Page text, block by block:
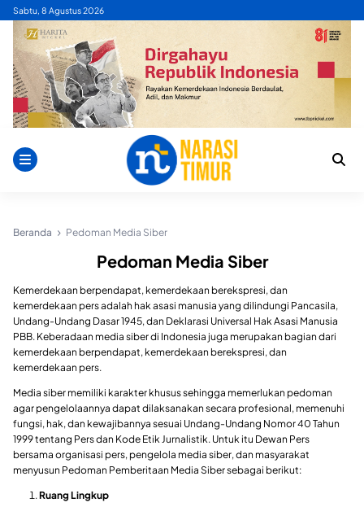
Skip
content
Sabtu, 8 Agustus 2026
Beranda Pedoman Media Siber
Pedoman Media Siber
Kemerdekaan berpendapat, kemerdekaan berekspresi, dan
kemerdekaan pers adalah hak asasi manusia yang dilindungi Pancasila,
Undang-Undang Dasar 1945, dan Deklarasi Universal Hak Asasi Manusia
PBB. Keberadaan media siber di Indonesia juga merupakan bagian dari
kemerdekaan berpendapat, kemerdekaan berekspresi, dan
kemerdekaan pers.
Media siber memiliki karakter khusus sehingga memerlukan pedoman
agar pengelolaannya dapat dilaksanakan secara profesional, memenuhi
fungsi, hak, dan kewajibannya sesuai Undang-Undang Nomor 40 Tahun
1999 tentang Pers dan Kode Etik Jurnalistik. Untuk itu Dewan Pers
bersama organisasi pers, pengelola media siber, dan masyarakat
menyusun Pedoman Pemberitaan Media Siber sebagai berikut:
Ruang Lingkup